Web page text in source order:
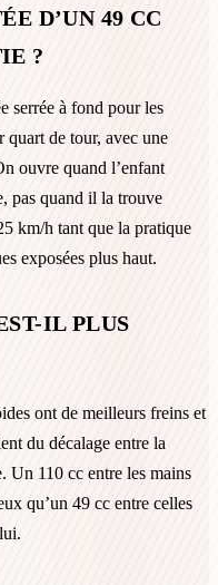
D’UN 49 CC
?
serrée à fond pour les
quart de tour, avec une
ouvre quand l’enfant
pas quand il la trouve
km/h tant que la pratique
exposées plus haut.
IL PLUS
ont de meilleurs freins et
du décalage entre la
Un 110 cc entre les mains
qu’un 49 cc entre celles